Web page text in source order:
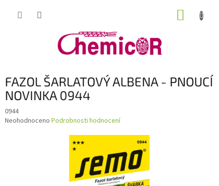
FAZOL ŠARLATOVÝ ALBENA - PNOUCÍ
NOVINKA 0944
0944
Průměrné
Neohodnoceno Podrobnosti hodnocení